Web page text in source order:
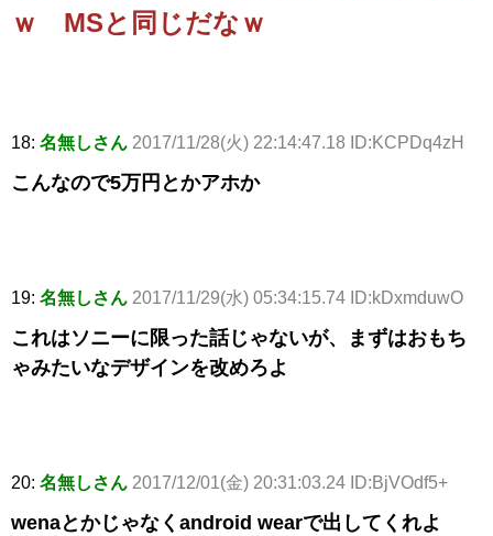
ｗ MSと同じだなｗ
18: 名無しさん 2017/11/28(火) 22:14:47.18 ID:KCPDq4zH
こんなので5万円とかアホか
19: 名無しさん 2017/11/29(水) 05:34:15.74 ID:kDxmduwO
これはソニーに限った話じゃないが、まずはおもち
ゃみたいなデザインを改めろよ
20: 名無しさん 2017/12/01(金) 20:31:03.24 ID:BjVOdf5+
wenaとかじゃなくandroid wearで出してくれよ